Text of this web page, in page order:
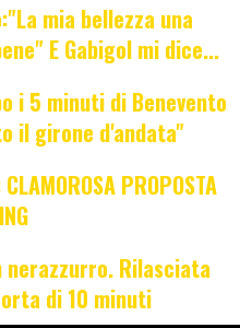
mia bellezza una
E Gabigol mi dice...
i 5 minuti di Benevento
il girone d'andata"
PROPOSTA
Rilasciata
di 10 minuti